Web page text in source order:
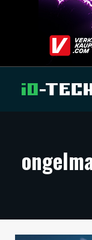
ARTIKKELIT
TECHBBS